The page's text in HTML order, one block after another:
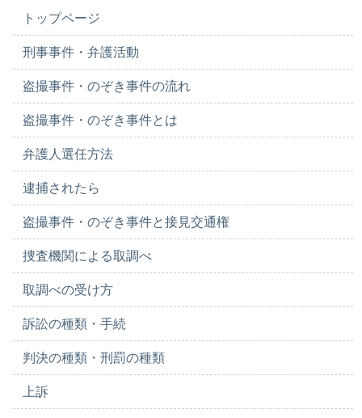
トップページ
刑事事件・弁護活動
盗撮事件・のぞき事件の流れ
盗撮事件・のぞき事件とは
弁護人選任方法
逮捕されたら
盗撮事件・のぞき事件と接見交通権
捜査機関による取調べ
取調べの受け方
訴訟の種類・手続
判決の種類・刑罰の種類
上訴